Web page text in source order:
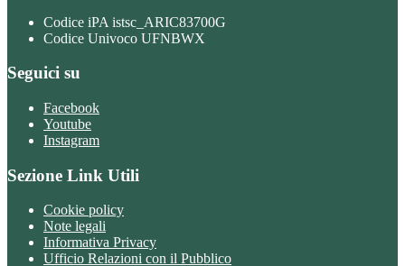
Codice iPA istsc_ARIC83700G
Codice Univoco UFNBWX
Seguici su
Facebook
Youtube
Instagram
Sezione Link Utili
Cookie policy
Note legali
Informativa Privacy
Ufficio Relazioni con il Pubblico